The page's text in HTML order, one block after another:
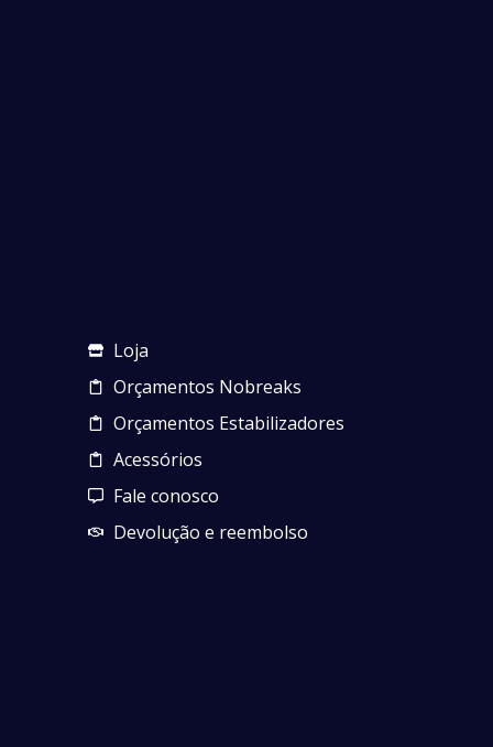
Loja
Orçamentos Nobreaks
Orçamentos Estabilizadores
Acessórios
Fale conosco
Devolução e reembolso